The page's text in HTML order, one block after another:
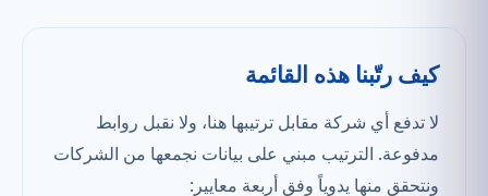
كيف رتّبنا هذه القائمة
لا تدفع أي شركة مقابل ترتيبها هنا، ولا نقبل روابط
مدفوعة. الترتيب مبني على بيانات نجمعها من الشركات
ونتحقق منها يدوياً وفق أربعة معايير: